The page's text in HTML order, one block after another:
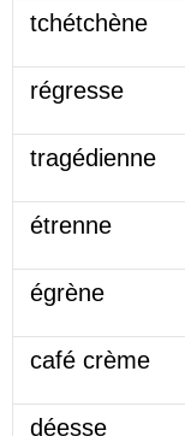
tchétchène
régresse
tragédienne
étrenne
égrène
café crème
déesse